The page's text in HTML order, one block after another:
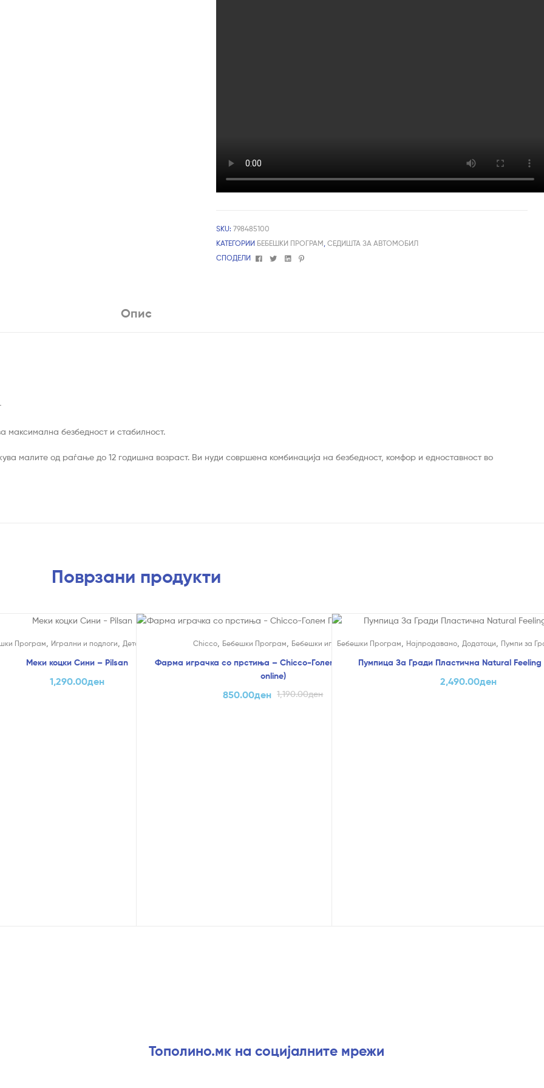
SKU:798485100
КАТЕГОРИИ БЕБЕШКИ ПРОГРАМ ,СЕДИШТА ЗА АВТОМОБИЛ
СПОДЕЛИ
FacebookTwitterLinkedin
Pinterest
Опис
максимална безбедност и стабилност.
малите од раѓање до 12 годишна возраст. Ви нуди совршена комбинација на безбедност, комфор и едноставност во
Поврзани продукти
Програм Игрални и подлоги Детски теписи
Меки коцки Сини – Pilsan
1,290.00ден
Chicco Бебешки Програм Бебешки играчки
Фарма играчка со прстиња – Chicco-Голем Попуст (само
online)
1,190.00ден
850.00ден
Бебешки Програм Најпродавано Додатоци Пумпи за
Пумпица За Гради Пластична Natural
2,490.00ден
Тополино.мк на социјалните мрежи